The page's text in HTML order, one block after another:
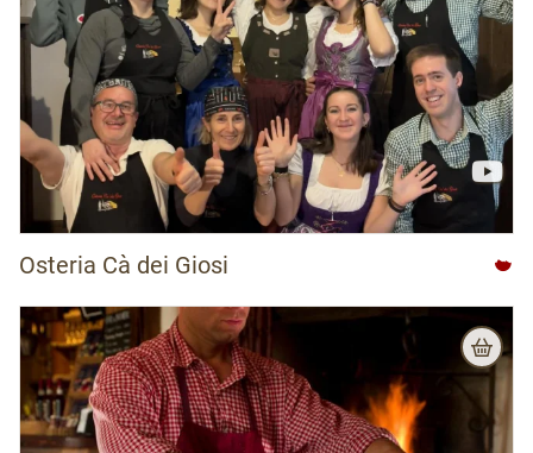
APT Trento, Monte Bondone
APT Val di Fiemme
APT Val di Fassa
APT Val di Non
APT Valsugana Lagorai
Azienda per il Turismo di Rovereto e Vallagarina
Azienda per il Turismo Rovereto e Vallagarina
Osteria Cà dei Giosi